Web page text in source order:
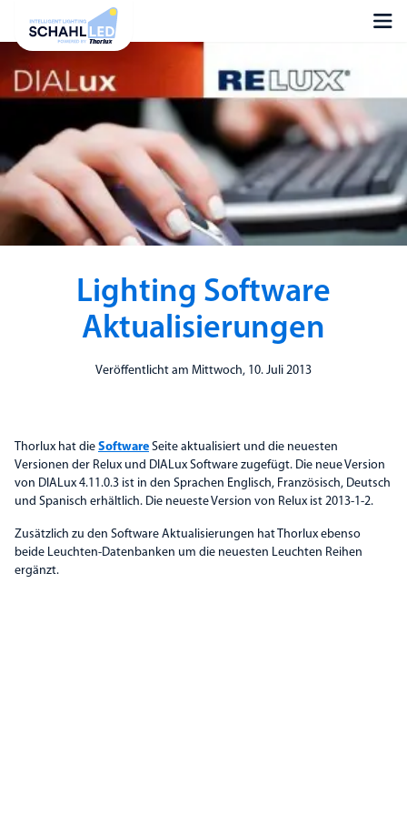
Lighting Software
Aktualisierungen
Veröffentlicht am Mittwoch, 10. Juli 2013
Thorlux hat die Software Seite aktualisiert und die neuesten
Versionen der Relux und DIALux Software zugefügt. Die neue Version
von DIALux 4.11.0.3 ist in den Sprachen Englisch, Französisch, Deutsch
und Spanisch erhältlich. Die neueste Version von Relux ist 2013-1-2.
Zusätzlich zu den Software Aktualisierungen hat Thorlux ebenso
beide Leuchten-Datenbanken um die neuesten Leuchten Reihen
ergänzt.